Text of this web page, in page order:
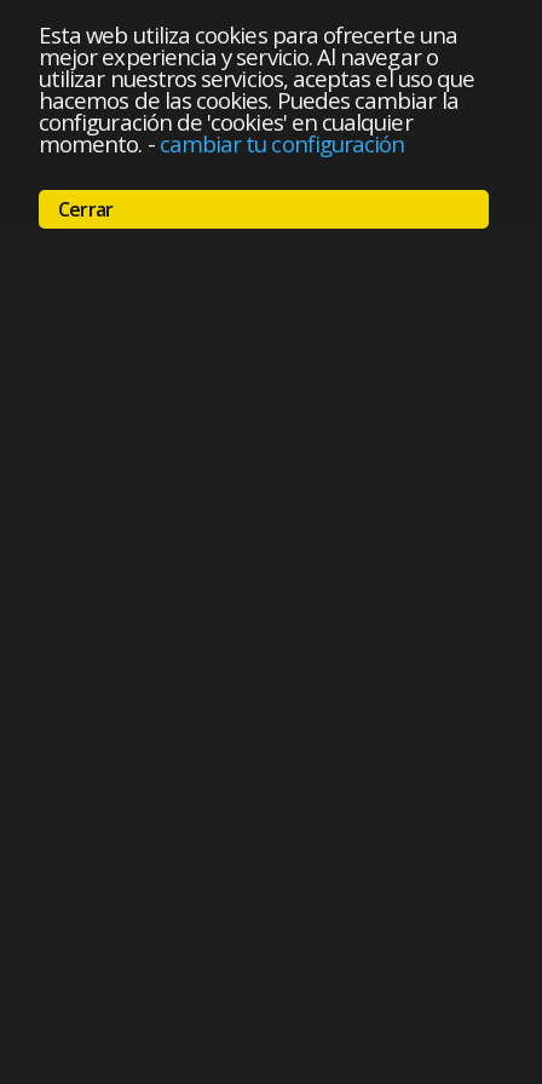
Esta web utiliza cookies para ofrecerte una
mejor experiencia y servicio. Al navegar o
utilizar nuestros servicios, aceptas el uso que
hacemos de las cookies. Puedes cambiar la
configuración de 'cookies' en cualquier
momento. - cambiar tu configuración
Cerrar